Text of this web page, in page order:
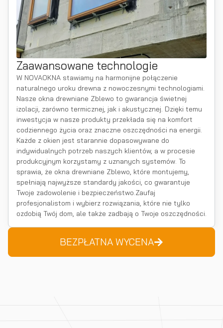
Zaawansowane technologie
W NOVAOKNA stawiamy na harmonijne połączenie
naturalnego uroku drewna z nowoczesnymi technologiami.
Nasze okna drewniane Zblewo to gwarancja świetnej
izolacji, zarówno termicznej, jak i akustycznej. Dzięki temu
inwestycja w nasze produkty przekłada się na komfort
codziennego życia oraz znaczne oszczędności na energii.
Każde z okien jest starannie dopasowywane do
indywidualnych potrzeb naszych klientów, a w procesie
produkcyjnym korzystamy z uznanych systemów. To
sprawia, że okna drewniane Zblewo, które montujemy,
spełniają najwyższe standardy jakości, co gwarantuje
Twoje zadowolenie i bezpieczeństwo.Zaufaj
profesjonalistom i wybierz rozwiązania, które nie tylko
ozdobią Twój dom, ale także zadbają o Twoje oszczędności.
BEZPŁATNA WYCENA